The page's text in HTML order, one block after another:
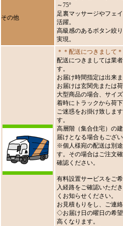
その他
～75°
足裏マッサージやフェ
活躍。
高級感のあるボタン絞
実現。
＊＊配送につきまして＊
配送につきましては業
す。
お届け時間指定は出来
お届けは玄関先または
大型商品の場合、サイ
着時にトラックから荷
ご迷惑をお掛け致しま
す。
高層階（集合住宅）の
届けとなる場合もござ
※個人様宛の配送は別
す。その場合はご注文
確認ください。
有料設置サービスをご
入経路をご確認いただ
くお知らせください。
お見積もりをし、ご連
◇お届け日の曜日の希
高くなります。